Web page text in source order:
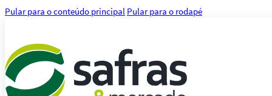
Pular para o conteúdo principal Pular para o rodapé